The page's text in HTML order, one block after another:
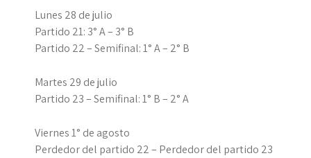
Lunes 28 de julio
Partido 21: 3° A – 3° B
Partido 22 – Semifinal: 1° A – 2° B
Martes 29 de julio
Partido 23 – Semifinal: 1° B – 2° A
Viernes 1° de agosto
Perdedor del partido 22 – Perdedor del partido 23